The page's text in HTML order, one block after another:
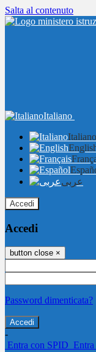
Salta al contenuto
Italiano
Italiano
عربى
Accedi
Accedi
button close ×
Password dimenticata?
-
Entra con SPID